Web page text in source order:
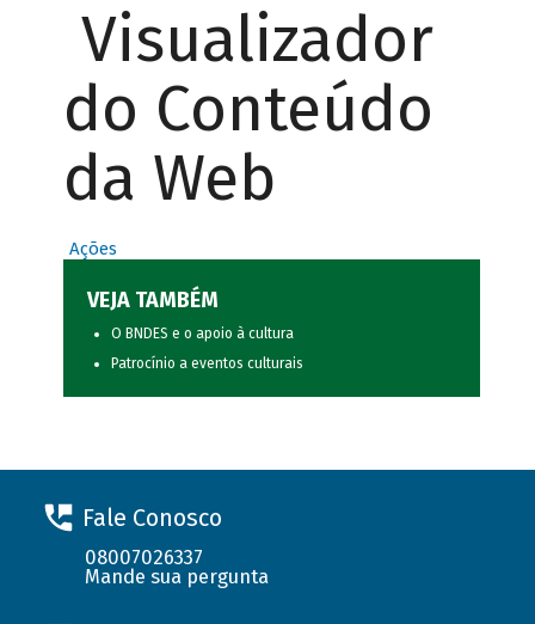
Visualizador
do Conteúdo
da Web
Ações
VEJA TAMBÉM
O BNDES e o apoio à cultura
Patrocínio a eventos culturais
Fale Conosco
08007026337
Mande sua pergunta